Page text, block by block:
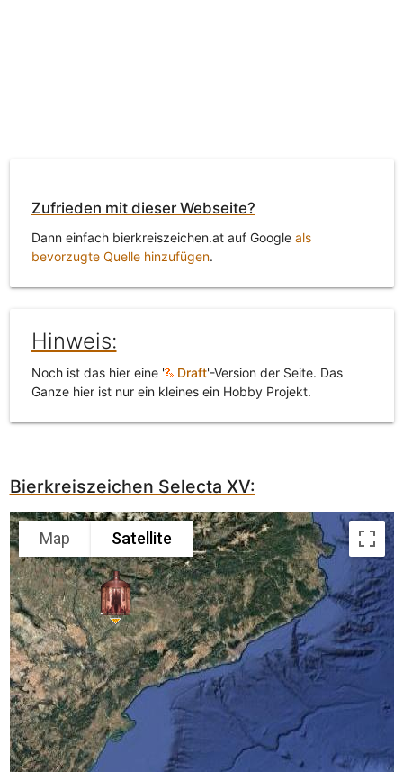
Zufrieden mit dieser Webseite?
Dann einfach bierkreiszeichen.at auf Google als
bevorzugte Quelle hinzufügen.
Hinweis:
Noch ist das hier eine ' Draft'-Version der Seite. Das
Ganze hier ist nur ein kleines ein Hobby Projekt.
Bierkreiszeichen Selecta XV:
Map Satellite